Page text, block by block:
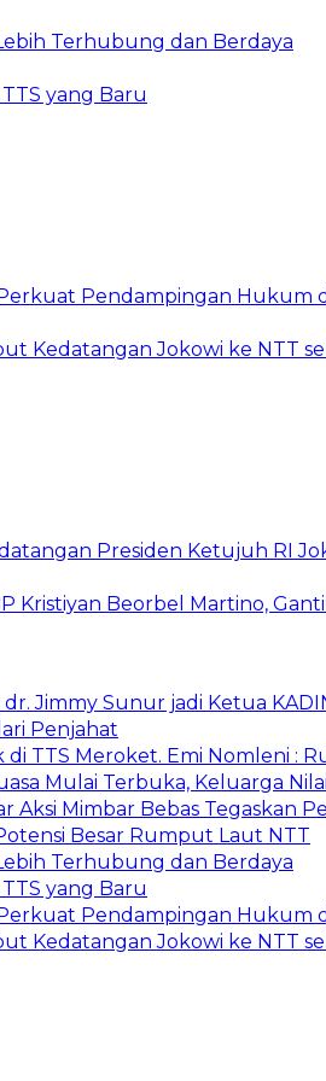
Terhubung dan Berdaya
yang Baru
Pendampingan Hukum
Kedatangan Jokowi ke NTT
Presiden Ketujuh RI
Kristiyan Beorbel Martino,
Jimmy Sunur jadi Ketua
Penjahat
TTS Meroket. Emi Nomleni :
Mulai Terbuka, Keluarga
Mimbar Bebas Tegaskan
Besar Rumput Laut NTT
Terhubung dan Berdaya
yang Baru
Pendampingan Hukum
Kedatangan Jokowi ke NTT